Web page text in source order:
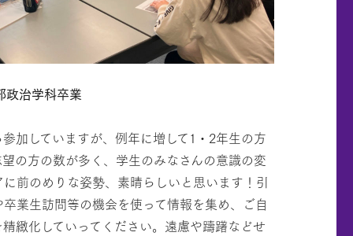
政治学科卒業
加していますが、例年に増して1・2年生の方
の方の数が多く、学生のみなさんの意識の変
前のめりな姿勢、素晴らしいと思います！引
業生訪問等の機会を使って情報を集め、ご自
緻化していってください。遠慮や躊躇などせ